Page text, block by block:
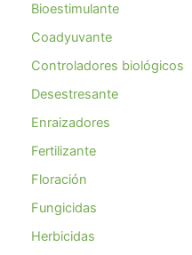
Bioestimulante
Coadyuvante
Controladores biológicos
Desestresante
Enraizadores
Fertilizante
Floración
Fungicidas
Herbicidas